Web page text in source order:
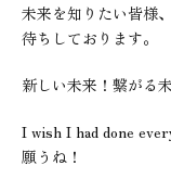
未来を知りたい皆様
待ちしております。
新しい未来！繋がる
I wish I had done
願うね！